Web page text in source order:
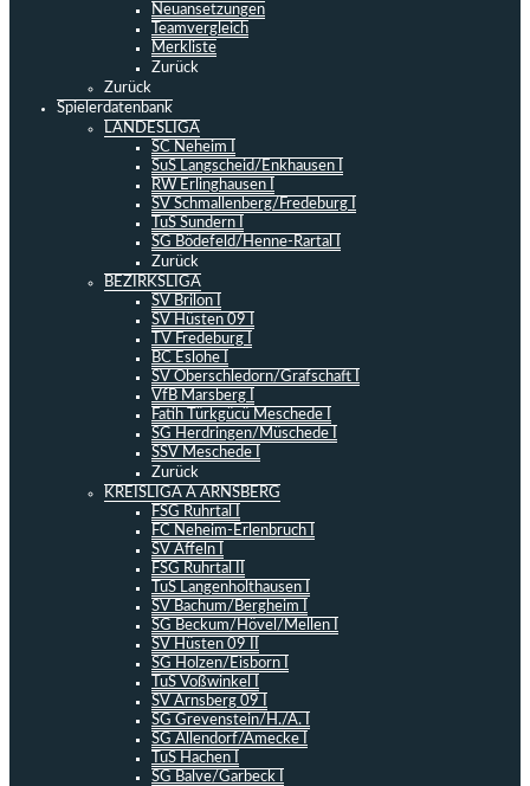
Neuansetzungen
Teamvergleich
Merkliste
Zurück
Zurück
Spielerdatenbank
LANDESLIGA
SC Neheim I
SuS Langscheid/Enkhausen I
RW Erlinghausen I
SV Schmallenberg/Fredeburg I
TuS Sundern I
SG Bödefeld/Henne-Rartal I
Zurück
BEZIRKSLIGA
SV Brilon I
SV Hüsten 09 I
TV Fredeburg I
BC Eslohe I
SV Oberschledorn/Grafschaft I
VfB Marsberg I
Fatih Türkgücü Meschede I
SG Herdringen/Müschede I
SSV Meschede I
Zurück
KREISLIGA A ARNSBERG
FSG Ruhrtal I
FC Neheim-Erlenbruch I
SV Affeln I
FSG Ruhrtal II
TuS Langenholthausen I
SV Bachum/Bergheim I
SG Beckum/Hövel/Mellen I
SV Hüsten 09 II
SG Holzen/Eisborn I
TuS Voßwinkel I
SV Arnsberg 09 I
SG Grevenstein/H./A. I
SG Allendorf/Amecke I
TuS Hachen I
SG Balve/Garbeck I